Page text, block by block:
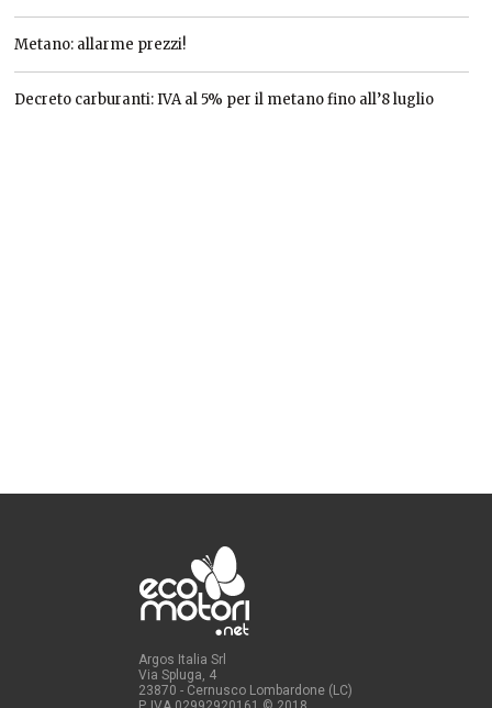
Metano: allarme prezzi!
Decreto carburanti: IVA al 5% per il metano fino all’8 luglio
Argos Italia Srl
Via Spluga, 4
23870 - Cernusco Lombardone (LC)